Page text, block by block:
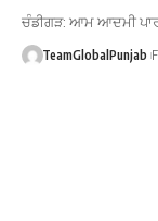
ਚੰਡੀਗੜ: ਆਮ ਆਦਮੀ
TeamGlobalPunjab